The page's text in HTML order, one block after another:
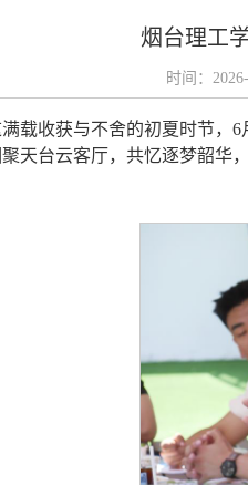
烟台理工
时间：
载收获与不舍的初夏时节，
天台云客厅，共忆逐梦韶华